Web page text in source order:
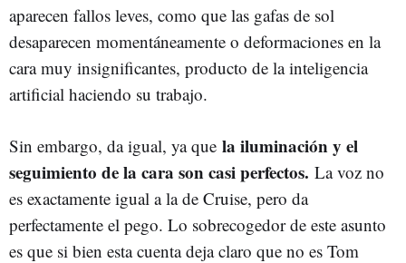
aparecen fallos leves, como que las gafas de sol
desaparecen momentáneamente o deformaciones en la
cara muy insignificantes, producto de la inteligencia
artificial haciendo su trabajo.
Sin embargo, da igual, ya que la iluminación y el
seguimiento de la cara son casi perfectos. La voz no
es exactamente igual a la de Cruise, pero da
perfectamente el pego. Lo sobrecogedor de este asunto
es que si bien esta cuenta deja claro que no es Tom